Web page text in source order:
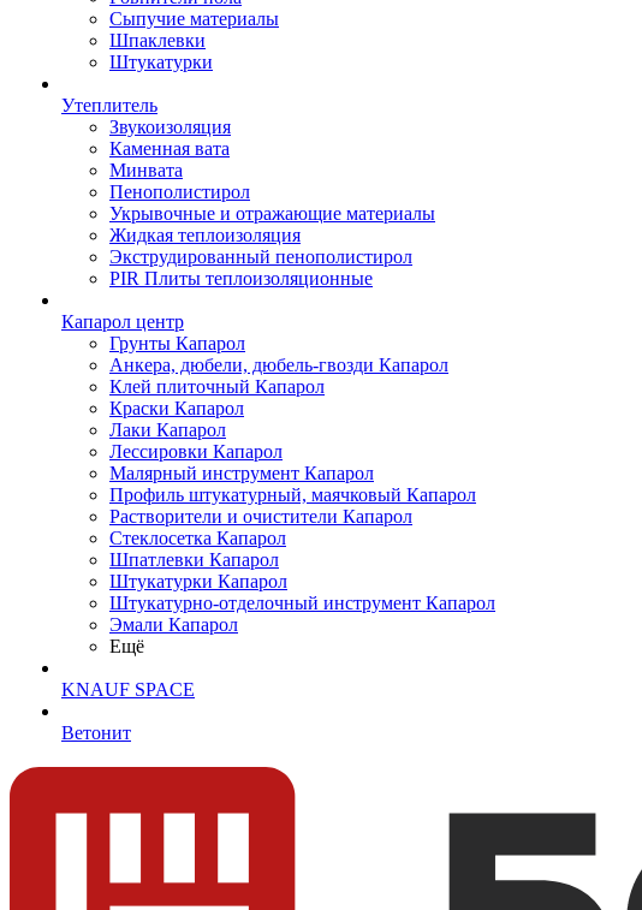
Сыпучие материалы
Шпаклевки
Штукатурки
Утеплитель
Звукоизоляция
Каменная вата
Минвата
Пенополистирол
Укрывочные и отражающие материалы
Жидкая теплоизоляция
Экструдированный пенополистирол
PIR Плиты теплоизоляционные
Капарол центр
Грунты Капарол
Анкера, дюбели, дюбель-гвозди Капарол
Клей плиточный Капарол
Краски Капарол
Лаки Капарол
Лессировки Капарол
Малярный инструмент Капарол
Профиль штукатурный, маячковый Капарол
Растворители и очистители Капарол
Cтеклосетка Капарол
Шпатлевки Капарол
Штукатурки Капарол
Штукатурно-отделочный инструмент Капарол
Эмали Капарол
Ещё
KNAUF SPACE
Ветонит